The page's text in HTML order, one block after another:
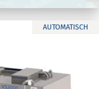
AUTOMATISCH